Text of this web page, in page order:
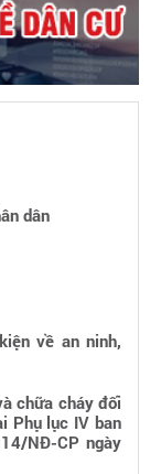
dân
về an ninh,
chữa cháy đối
Phụ lục IV ban
NĐ-CP ngày